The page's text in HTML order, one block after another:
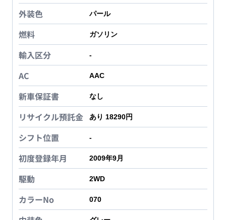
外装色 パール
燃料 ガソリン
輸入区分 -
AC AAC
新車保証書 なし
リサイクル預託金 あり 18290円
シフト位置 -
初度登録年月 2009年9月
駆動 2WD
カラーNo 070